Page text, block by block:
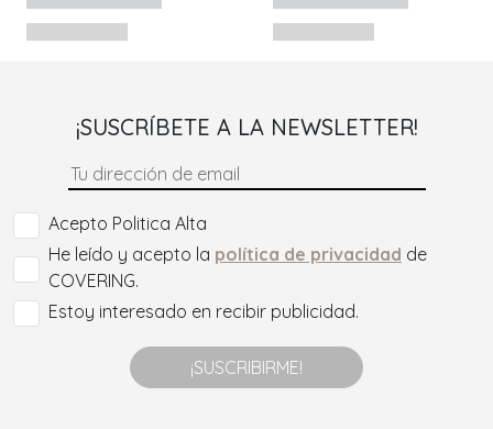
¡SUSCRÍBETE A LA NEWSLETTER!
Acepto Politica Alta
He leído y acepto la política de privacidad de
COVERING.
Estoy interesado en recibir publicidad.
¡SUSCRIBIRME!